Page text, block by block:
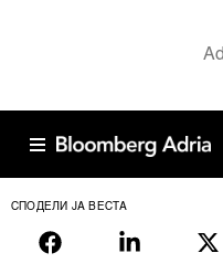
СПОДЕЛИ ЈА ВЕСТА